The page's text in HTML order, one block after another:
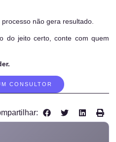
não gera resultado.
do jeito certo, conte com quem
CONSULTOR